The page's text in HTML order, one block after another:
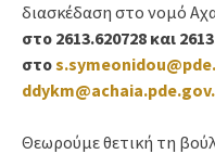
διασκέδαση στο νομό
στο 2613.620728 και
στοs.symeonidou@pde.
ddykm@achaia.pde.gov.
Θεωρούμε θετική τη